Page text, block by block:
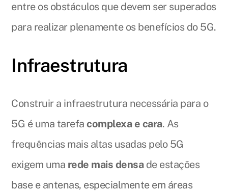
entre os obstáculos que devem ser superados
para realizar plenamente os benefícios do 5G.
Infraestrutura
Construir a infraestrutura necessária para o
5G é uma tarefacomplexa e cara. As
frequências mais altas usadas pelo 5G
exigem uma rede mais densade estações
base e antenas, especialmente em áreas